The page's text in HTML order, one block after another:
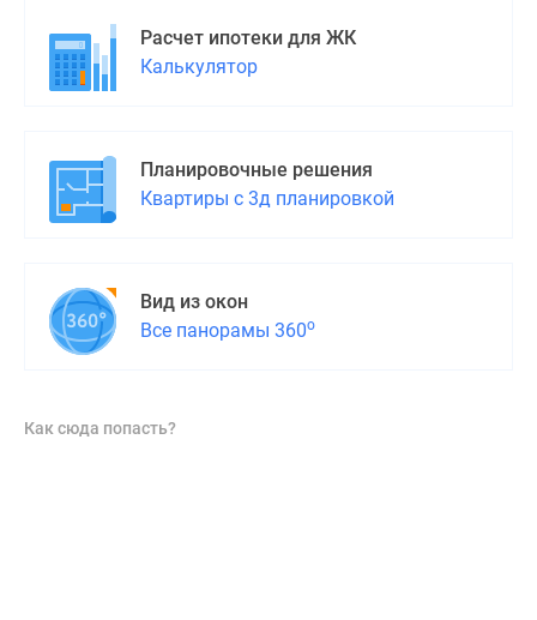
Расчет ипотеки для ЖК
Калькулятор
Планировочные решения
Квартиры с 3д планировкой
Вид из окон
Все панорамы 360о
Как сюда попасть?